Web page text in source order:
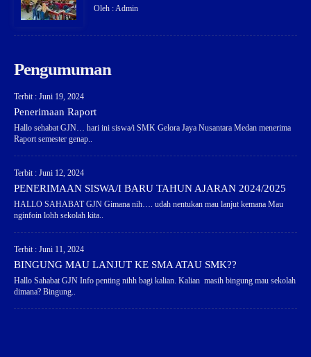
Oleh : Admin
Pengumuman
Terbit : Juni 19, 2024
Penerimaan Raport
Hallo sehabat GJN… hari ini siswa/i SMK Gelora Jaya Nusantara Medan menerima
Raport semester genap..
Terbit : Juni 12, 2024
PENERIMAAN SISWA/I BARU TAHUN AJARAN 2024/2025
HALLO SAHABAT GJN Gimana nih…. udah nentukan mau lanjut kemana Mau
nginfoin lohh sekolah kita..
Terbit : Juni 11, 2024
BINGUNG MAU LANJUT KE SMA ATAU SMK??
Hallo Sahabat GJN Info penting nihh bagi kalian. Kalian masih bingung mau sekolah
dimana? Bingung..